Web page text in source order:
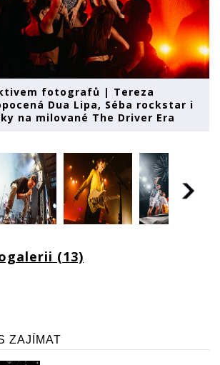
fotografů | Tereza
Dua Lipa, Séba rockstar i
na milované The Driver Era
(13)
ZAJÍMAT